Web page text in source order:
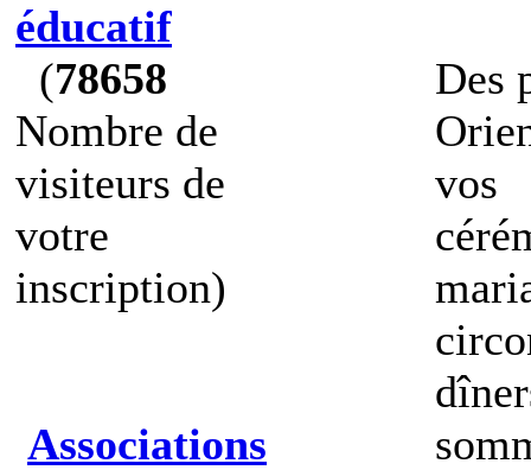
éducatif
(78658
Nombre de
visiteurs de
votre
inscription)
Associations
Des
vos